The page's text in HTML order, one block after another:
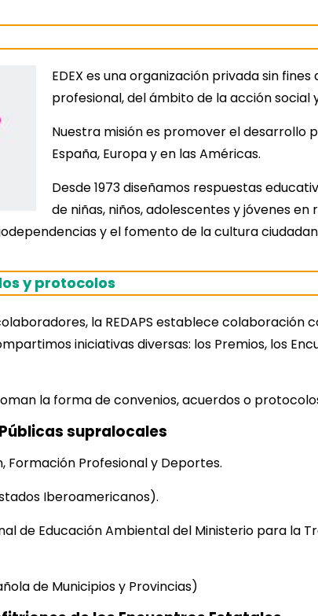
EDEX es una organización privada sin
profesional, del ámbito de la acción social
Nuestra misión es promover el desarrollo
España, Europa y en las Américas.
Desde 1973 diseñamos respuestas
de niñas, niños, adolescentes y jóvenes
y el fomento de la cultura
y protocolos
la REDAPS establece colaboración
iniciativas diversas: los Premios, los
la forma de convenios, acuerdos o
supralocales
Formación Profesional y Deportes.
Iberoamericanos).
de Educación Ambiental del Ministerio para la
de Municipios y Provincias)